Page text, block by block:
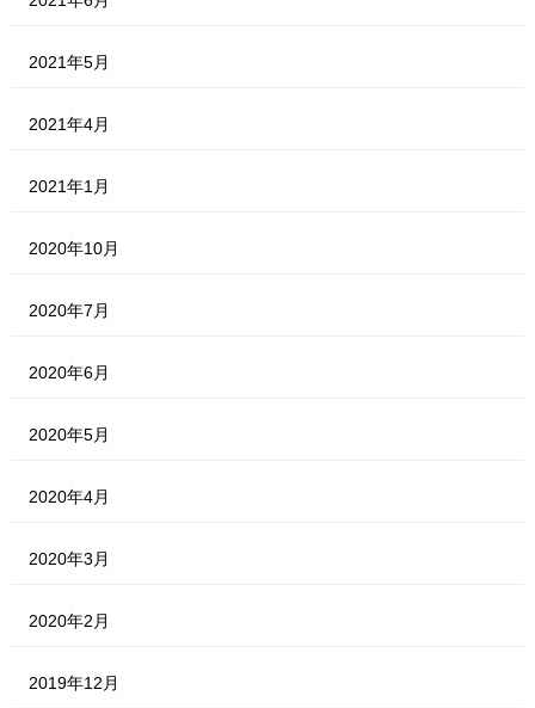
2021年5月
2021年4月
2021年1月
2020年10月
2020年7月
2020年6月
2020年5月
2020年4月
2020年3月
2020年2月
2019年12月